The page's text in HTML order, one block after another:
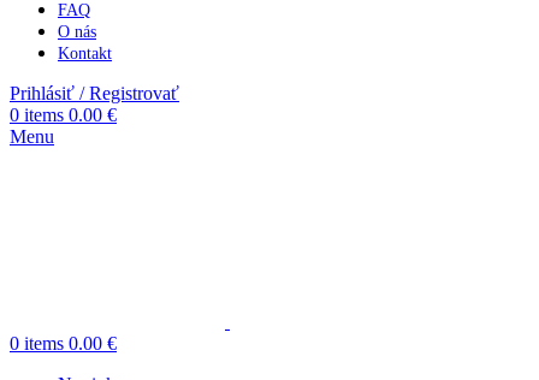
FAQ
O nás
Kontakt
Prihlásiť / Registrovať
0 items 0.00 €
Menu
0 items 0.00 €